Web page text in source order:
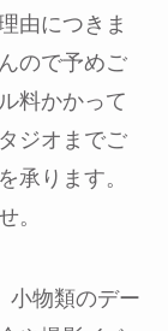
由につきま
ので予めご
料かかって
ジオまでご
承ります。
。
小物類のデー